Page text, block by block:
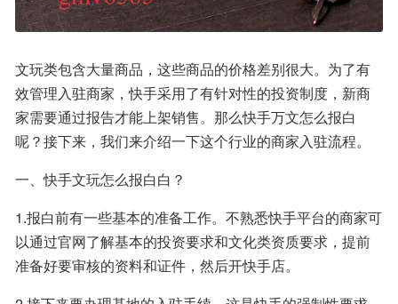
文玩类包含大量商品，这些商品的价格差别很大。为了有
效管理入驻商家，快手采用了有针对性的投资制度，新商
家需要通过报告才能上架销售。那么快手万文怎么报白
呢？接下来，我们来介绍一下这个行业的商家入驻流程。
一、快手文玩怎么报白白？
1.报白前有一些基本的准备工作。不熟悉快手平台的商家可
以通过官网了解基本的投资要求和文化类资质要求，提前
准备好要审核的资料和证件，然后开快手店。